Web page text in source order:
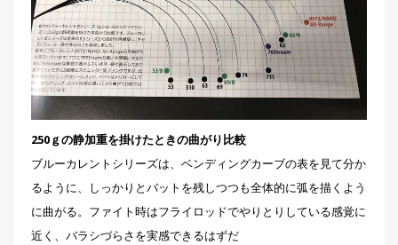
250ｇの静加重を掛けたときの曲がり比較
ブルーカレントシリーズは、ベンディングカーブの表を見て分か
るように、しっかりとバットを残しつつも全体的に弧を描くよう
に曲がる。ファイト時はフライロッドでやりとりしている感覚に
近く、バラシづらさを実感できるはずだ